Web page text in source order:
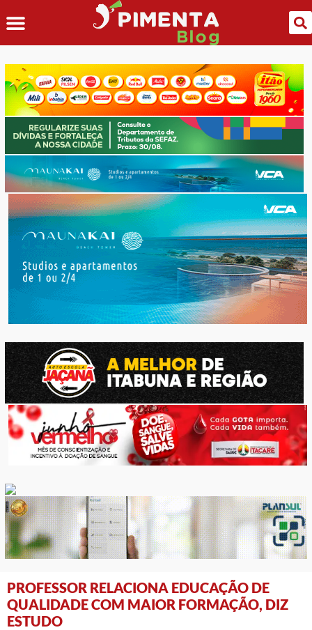
PROFESSOR RELACIONA EDUCAÇÃO DE
QUALIDADE COM MAIOR FORMAÇÃO, DIZ
ESTUDO